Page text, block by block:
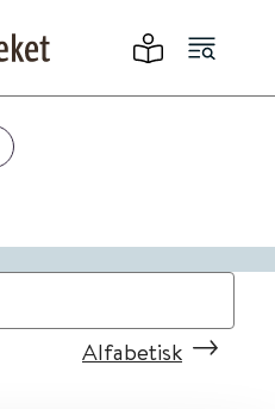
Alfabetisk